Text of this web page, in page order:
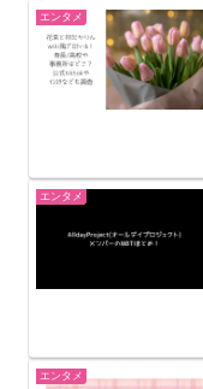
エンタメ
エンタメ
エンタメ